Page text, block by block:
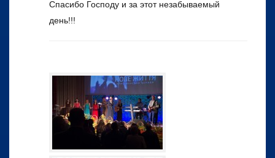
Спасибо Господу и за этот незабываемый
день!!!